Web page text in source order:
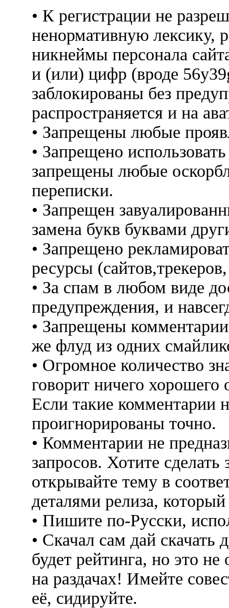
• К регистрации не
ненормативную лексику,
никнеймы персонала
и (или) цифр (вроде
заблокированы без
распространяется и на
• Запрещены любые
• Запрещено
запрещены любые
переписки.
• Запрещен
замена букв буквами
• Запрещено
ресурсы
• За спам в любом виде
предупреждения, и
• Запрещены
же флуд из одних
• Огромное количество
говорит ничего
Если такие комментарии
проигнорированы точно.
• Комментарии не
запросов. Хотите
открывайте тему в
деталями релиза,
• Пишите по-Русски,
• Скачал сам дай скачать
будет рейтинга, но это не
на раздачах! Имейте
её, сидируйте.